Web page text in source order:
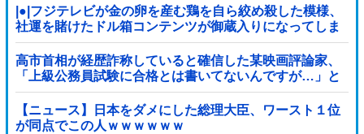
|●|フジテレビが金の卵を産む鶏を自ら絞め殺した模様、
社運を賭けたドル箱コンテンツが御蔵入りになってしま
い……
高市首相が経歴詐称していると確信した某映画評論家、
「上級公務員試験に合格とは書いてないんですが…」と
ツッコミを受けまくり……
【ニュース】日本をダメにした総理大臣、ワースト１位
が同点でこの人ｗｗｗｗｗｗ